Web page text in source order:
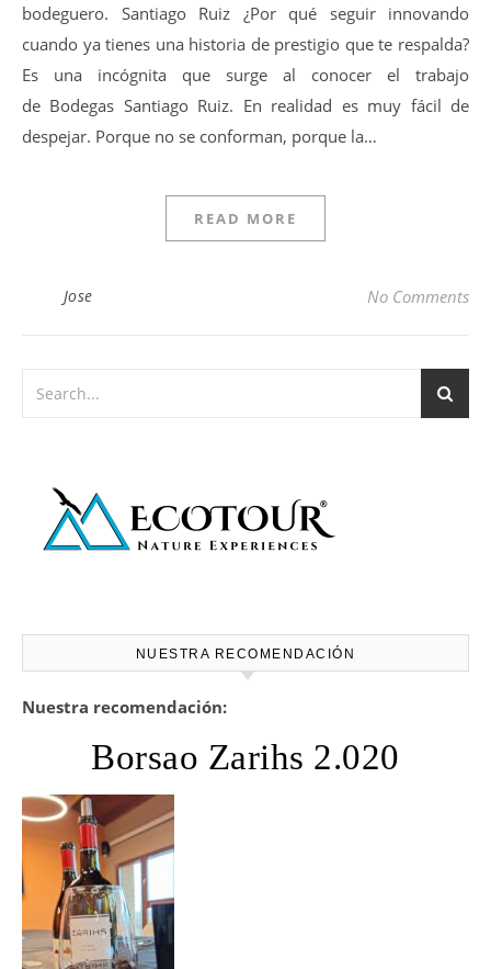
bodeguero. Santiago Ruiz ¿Por qué seguir innovando
cuando ya tienes una historia de prestigio que te respalda?
Es una incógnita que surge al conocer el trabajo
de Bodegas Santiago Ruiz. En realidad es muy fácil de
despejar. Porque no se conforman, porque la…
READ MORE
Jose No Comments
NUESTRA RECOMENDACIÓN
Nuestra recomendación:
Borsao Zarihs 2.020